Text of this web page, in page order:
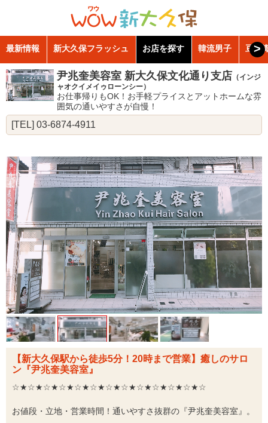
最新情報 新大久保フラッシュ お店を探す 韓流男子 豆知
>
尹兆奎美容室 新大久保文化通り支店 （インジ
ャオクイメイゥローンシー）
お仕事帰りもOK！お手軽プライスとアットホームな雰
囲気の通いやすさが自慢！
[TEL] 03-6874-4911
【新大久保駅から徒歩5分！20時まで営業】癒しのサロ
ン『尹兆奎美容室』
☆★☆★☆★☆★☆★☆★☆★☆★☆★☆★☆★☆★☆
お値段・立地・営業時間！通いやすさ抜群の『尹兆奎美容室』。